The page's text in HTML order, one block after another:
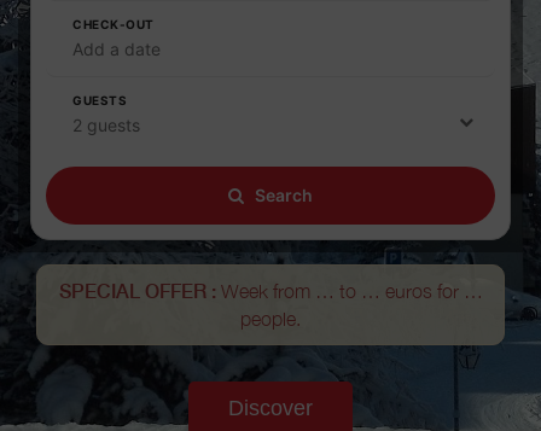
CHECK-OUT
Add a date
GUESTS
2 guests
Search
SPECIAL OFFER : Week from … to … euros for …
people.
Discover